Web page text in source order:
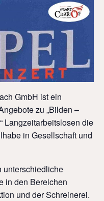
GmbH ist ein
zu „Bilden –
Langzeitarbeitslosen die
in Gesellschaft und
unterschiedliche
in den Bereichen
und der Schreinerei.